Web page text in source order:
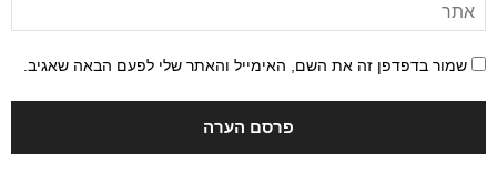
שמור בדפדפן זה את השם, האימייל והאתר שלי לפעם הבאה שאגיב.